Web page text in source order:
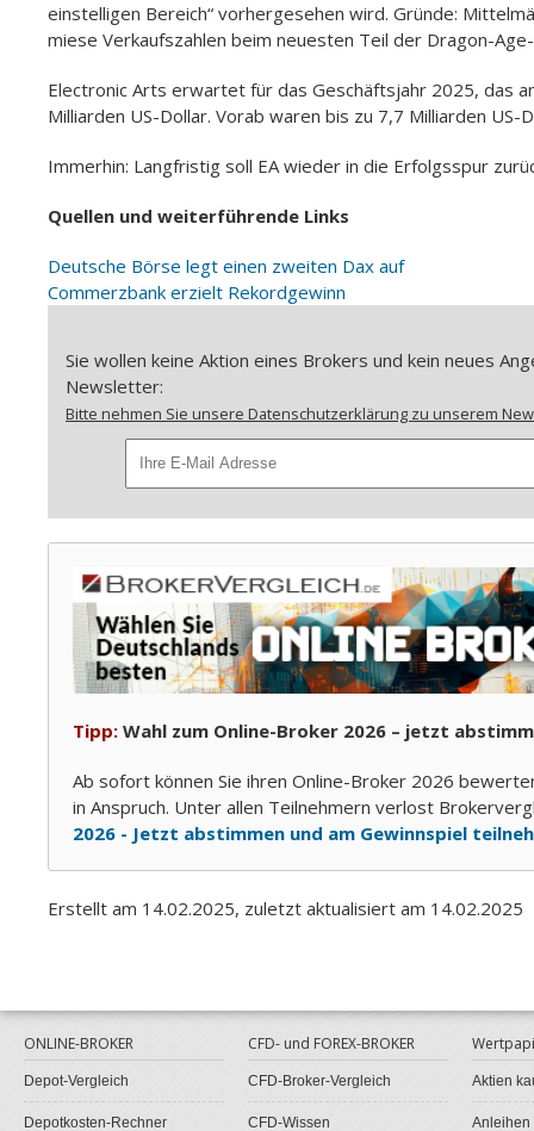
einstelligen Bereich“ vorhergesehen wird. Gründe:
miese Verkaufszahlen beim neuesten Teil der Dragon-
Electronic Arts erwartet für das Geschäftsjahr 2025, das
Milliarden US-Dollar. Vorab waren bis zu 7,7 Milliarden US-
Immerhin: Langfristig soll EA wieder in die Erfolgsspur
Quellen und weiterführende Links
Deutsche Börse legt einen zweiten Dax auf
Commerzbank erzielt Rekordgewinn
Sie wollen keine Aktion eines Brokers und kein neues
Newsletter:
Bitte nehmen Sie unsere Datenschutzerklärung zu unserem
Tipp: Wahl zum Online-Broker 2026 – jetzt
Ab sofort können Sie ihren Online-Broker 2026
in Anspruch. Unter allen Teilnehmern verlost
2026 - Jetzt abstimmen und am Gewinnspiel
Erstellt am 14.02.2025, zuletzt aktualisiert am 14.02.2025
ONLINE-BROKER
Depot-Vergleich
Depotkosten-Rechner
CFD- und FOREX-BROKER
CFD-Broker-Vergleich
CFD-Wissen
Aktien
Anleihen